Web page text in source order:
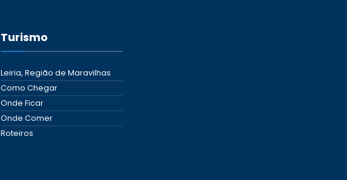
Turismo
Leiria, Região de Maravilhas
Como Chegar
Onde Ficar
Onde Comer
Roteiros